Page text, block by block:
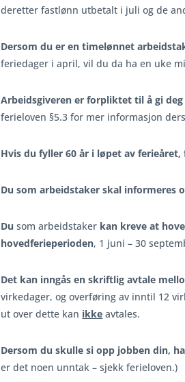
deretter fastlønn utbetalt i juli og de
Dersom du er en timelønnet
feriedager i april, vil du da ha en uke
Arbeidsgiveren er forpliktet til å gi deg
ferieloven §5.3 for mer informasjon
Hvis du fyller 60 år i løpet av
Du som arbeidstaker skal informeres
Dusom arbeidstaker kan kreve at
hovedferieperioden, 1 juni – 30
Det kan inngås en skriftlig avtale
virkedager, og overføring av inntil 12
ut over dette kan ikke avtales.
Dersom du skulle si opp jobben din,
er det noen unntak – sjekk ferieloven.)